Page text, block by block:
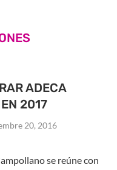
ADECA
2017
20, 2016
se reúne con